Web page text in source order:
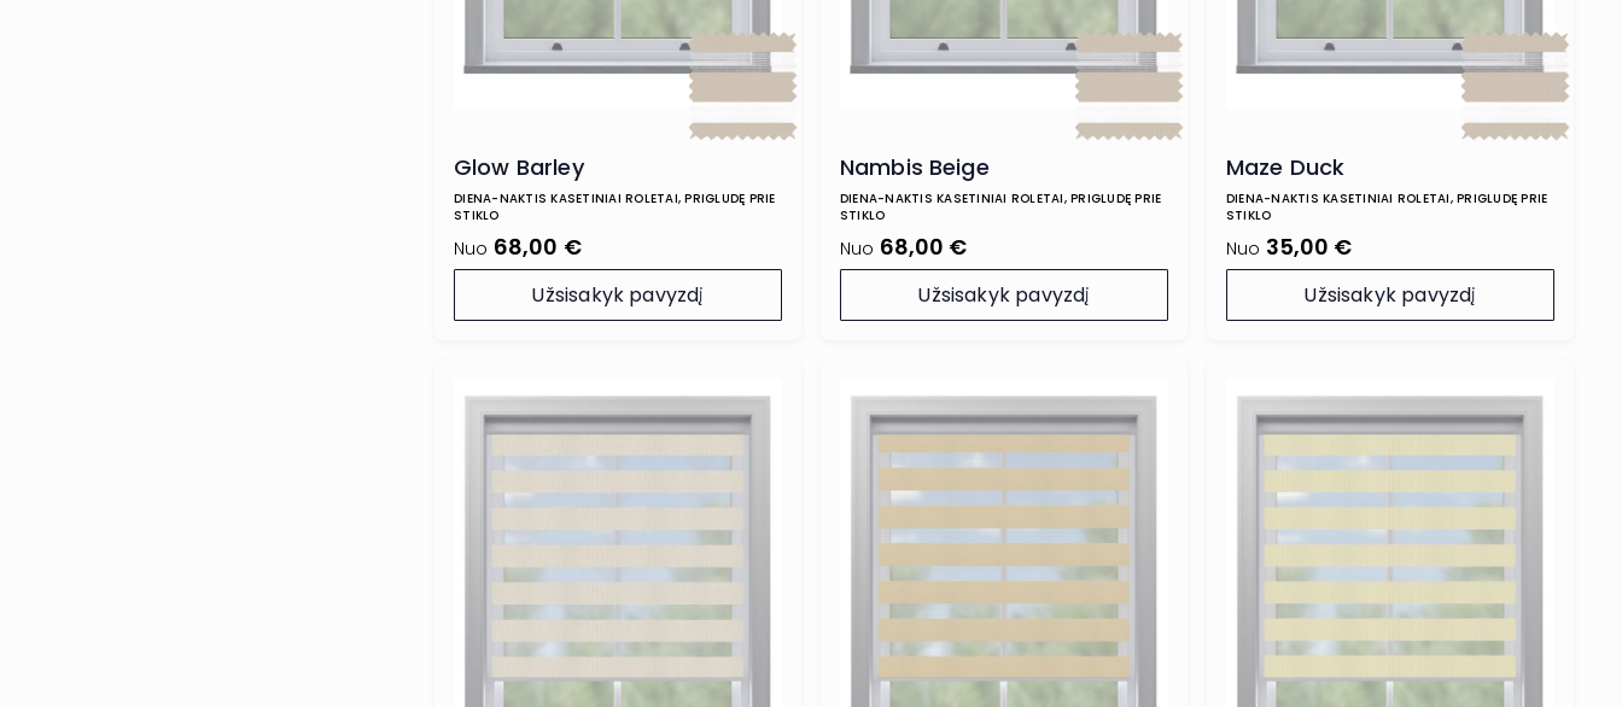
Glow Barley
DIENA-NAKTIS KASETINIAI ROLETAI, PRIGLUDĘ PRIE
STIKLO
Nuo 68,00 €
Užsisakyk pavyzdį
Nambis Beige
DIENA-NAKTIS KASETINIAI ROLETAI, PRIGLUDĘ PRIE
STIKLO
Nuo 68,00 €
Užsisakyk pavyzdį
Maze Duck
DIENA-NAKTIS KASETINIAI ROLETAI, PRIGLUDĘ PRIE
STIKLO
Nuo 35,00 €
Užsisakyk pavyzdį